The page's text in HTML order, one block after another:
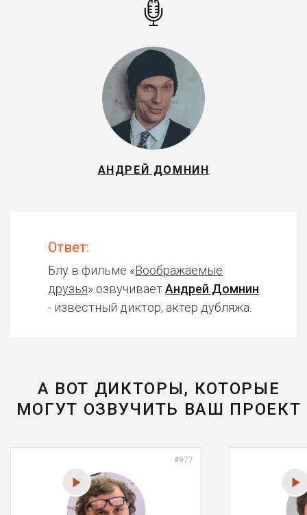
АНДРЕЙ ДОМНИН
Ответ:
Блу в фильме «Воображаемые
друзья» озвучиваетАндрей Домнин
- известный диктор, актер дубляжа.
А ВОТ ДИКТОРЫ, КОТОРЫЕ
МОГУТ ОЗВУЧИТЬ ВАШ ПРОЕКТ
#977